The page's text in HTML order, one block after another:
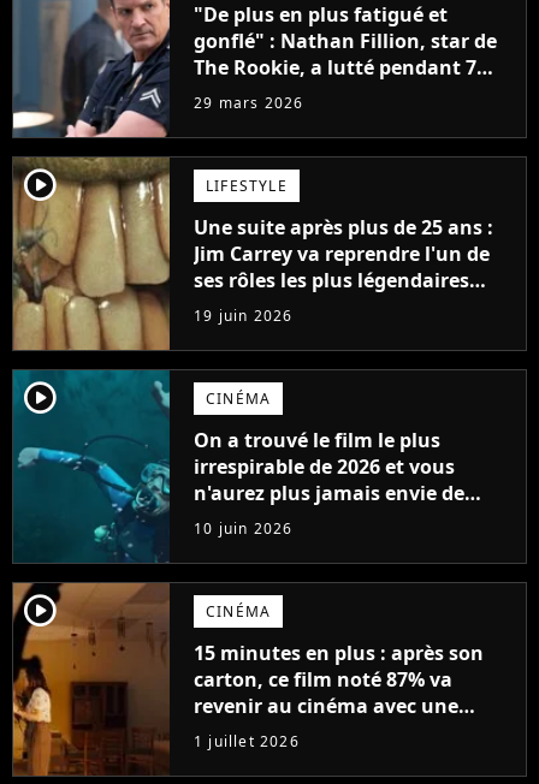
"De plus en plus fatigué et
gonflé" : Nathan Fillion, star de
The Rookie, a lutté pendant 7
ans avec un rôle qui le détruisait
29 mars 2026
player2 LIFESTYLE
Une suite après plus de 25 ans :
Jim Carrey va reprendre l'un de
ses rôles les plus légendaires
(alors qu'il l'avait détesté)
19 juin 2026
player2 CINÉMA
On a trouvé le film le plus
irrespirable de 2026 et vous
n'aurez plus jamais envie de
vous baigner
10 juin 2026
player2 CINÉMA
15 minutes en plus : après son
carton, ce film noté 87% va
revenir au cinéma avec une
version plus longue
1 juillet 2026